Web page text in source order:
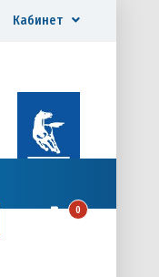
Кабинет
0